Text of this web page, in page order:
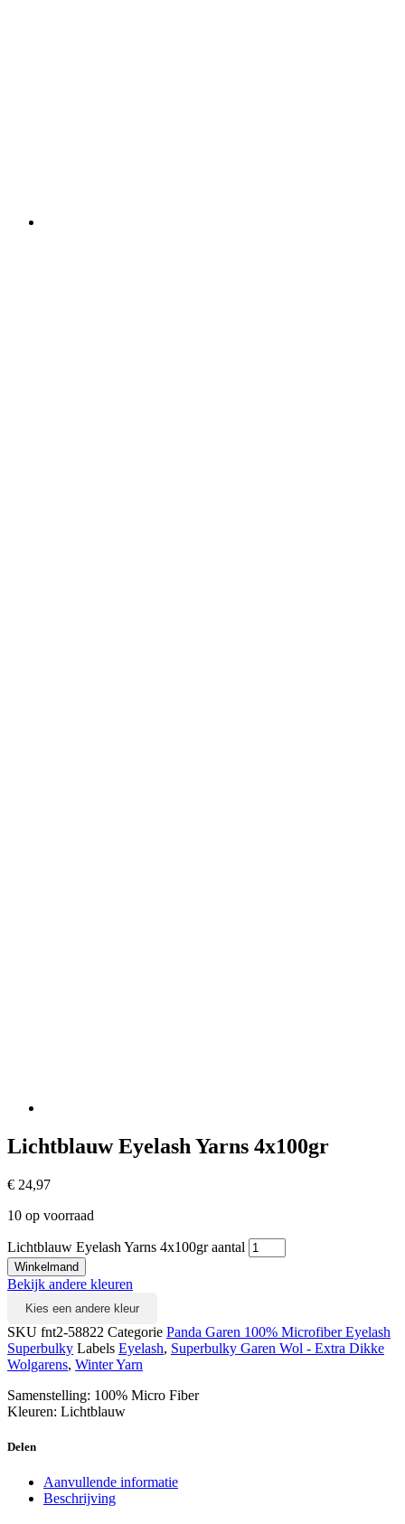
Lichtblauw Eyelash Yarns 4x100gr
€ 24,97
10 op voorraad
Lichtblauw Eyelash Yarns 4x100gr aantal
Winkelmand
Bekijk andere kleuren
Kies een andere kleur
SKU fnt2-58822 Categorie Panda Garen 100% Microfiber Eyelash
Superbulky Labels Eyelash, Superbulky Garen Wol - Extra Dikke
Wolgarens, Winter Yarn
Samenstelling: 100% Micro Fiber
Kleuren: Lichtblauw
Delen
Aanvullende informatie
Beschrijving